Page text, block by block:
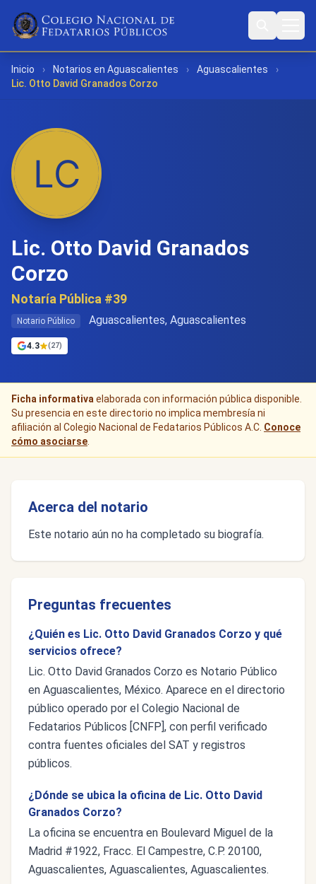
Inicio › Notarios en Aguascalientes › Aguascalientes
›
Lic. Otto David Granados Corzo
Lic. Otto David Granados
Corzo
Notaría Pública #39
Notario Público Aguascalientes, Aguascalientes
4.3 (27)
Ficha informativa elaborada con información pública disponible.
Su presencia en este directorio no implica membresía ni
afiliación al Colegio Nacional de Fedatarios Públicos A.C. Conoce
cómo asociarse
Acerca del notario
Este notario aún no ha completado su biografía.
Preguntas frecuentes
¿Quién es Lic. Otto David Granados Corzo y qué
servicios ofrece?
Lic. Otto David Granados Corzo es Notario Público
en Aguascalientes, México. Aparece en el directorio
público operado por el Colegio Nacional de
Fedatarios Públicos [CNFP], con perfil verificado
contra fuentes oficiales del SAT y registros
públicos.
¿Dónde se ubica la oficina de Lic. Otto David
Granados Corzo?
La oficina se encuentra en Boulevard Miguel de la
Madrid #1922, Fracc. El Campestre, C.P. 20100,
Aguascalientes, Aguascalientes, Aguascalientes.